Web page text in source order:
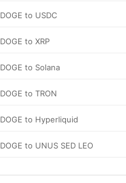
DOGE to USDC
DOGE to XRP
DOGE to Solana
DOGE to TRON
DOGE to Hyperliquid
DOGE to UNUS SED LEO